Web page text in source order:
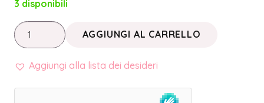
3 disponibili
OLIO
ESSENZIALE
LAVANDA
AGGIUNGI AL CARRELLO
Aggiungi alla lista dei desideri